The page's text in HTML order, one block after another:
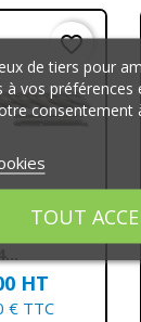
rapide
Mm -
HT
€ TTC
favorite_border
de tiers pour
vos préférences
consentement
TOUT